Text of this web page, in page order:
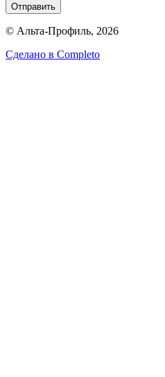
Отправить
© Альта-Профиль, 2026
Сделано в Completo